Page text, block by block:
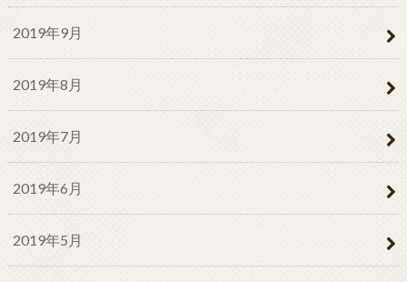
2019年9月
2019年8月
2019年7月
2019年6月
2019年5月